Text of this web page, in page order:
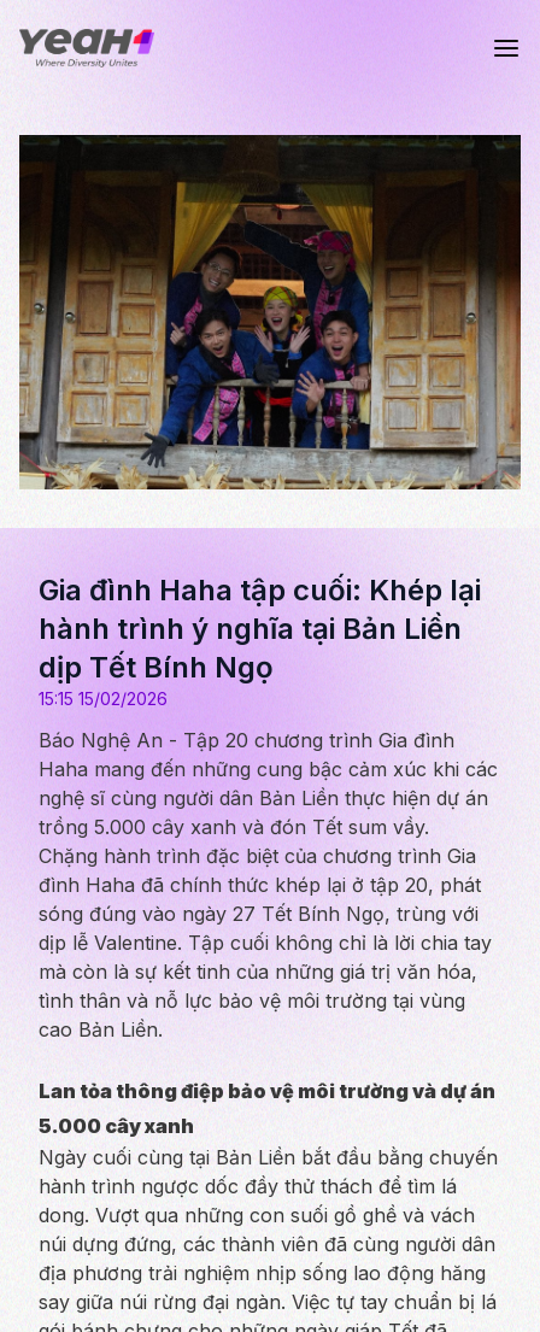
Gia đình Haha tập cuối: Khép lại
hành trình ý nghĩa tại Bản Liền
dịp Tết Bính Ngọ
15:15 15/02/2026
Báo Nghệ An - Tập 20 chương trình Gia đình
Haha mang đến những cung bậc cảm xúc khi các
nghệ sĩ cùng người dân Bản Liền thực hiện dự án
trồng 5.000 cây xanh và đón Tết sum vầy.
Chặng hành trình đặc biệt của chương trình Gia
đình Haha đã chính thức khép lại ở tập 20, phát
sóng đúng vào ngày 27 Tết Bính Ngọ, trùng với
dịp lễ Valentine. Tập cuối không chỉ là lời chia tay
mà còn là sự kết tinh của những giá trị văn hóa,
tình thân và nỗ lực bảo vệ môi trường tại vùng
cao Bản Liền.
Lan tỏa thông điệp bảo vệ môi trường và dự án
5.000 cây xanh
Ngày cuối cùng tại Bản Liền bắt đầu bằng chuyến
hành trình ngược dốc đầy thử thách để tìm lá
dong. Vượt qua những con suối gồ ghề và vách
núi dựng đứng, các thành viên đã cùng người dân
địa phương trải nghiệm nhịp sống lao động hăng
say giữa núi rừng đại ngàn. Việc tự tay chuẩn bị lá